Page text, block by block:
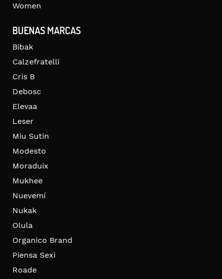
Women
BUENAS MARCAS
Bibak
Calzefratelli
Cris B
Debosc
Elevaa
Leser
Miu Sutin
Modesto
Moraduix
Mukhee
Nuevemí
Nukak
Olula
Organico Brand
Piensa Sexi
Roade